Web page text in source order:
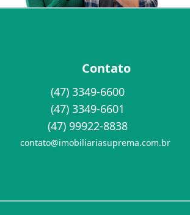
Contato
(47) 3349-6600
(47) 3349-6601
(47) 99922-8838
contato@imobiliariasuprema.com.br